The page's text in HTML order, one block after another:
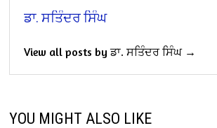
ਡਾ. ਸਤਿੰਦਰ ਸਿੰਘ
View all posts by ਡਾ. ਸਤਿੰਦਰ ਸਿੰਘ →
YOU MIGHT ALSO LIKE